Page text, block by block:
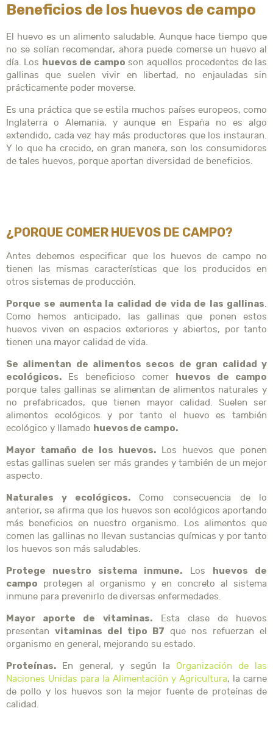
Beneficios de los huevos de campo
El huevo es un alimento saludable. Aunque hace tiempo que
no se solían recomendar, ahora puede comerse un huevo al
día. Los huevos de campo son aquellos procedentes de las
gallinas que suelen vivir en libertad, no enjauladas sin
prácticamente poder moverse.
Es una práctica que se estila muchos países europeos, como
Inglaterra o Alemania, y aunque en España no es algo
extendido, cada vez hay más productores que los instauran.
Y lo que ha crecido, en gran manera, son los consumidores
de tales huevos, porque aportan diversidad de beneficios.
¿PORQUE COMER HUEVOS DE CAMPO?
Antes debemos especificar que los huevos de campo no
tienen las mismas características que los producidos en
otros sistemas de producción.
Porque se aumenta la calidad de vida de las gallinas.
Como hemos anticipado, las gallinas que ponen estos
huevos viven en espacios exteriores y abiertos, por tanto
tienen una mayor calidad de vida.
Se alimentan de alimentos secos de gran calidad y
ecológicos.Es beneficioso comer huevos de campo
porque tales gallinas se alimentan de alimentos naturales y
no prefabricados, que tienen mayor calidad. Suelen ser
alimentos ecológicos y por tanto el huevo es también
ecológico y llamado huevos de campo.
Mayor tamaño de los huevos.Los huevos que ponen
estas gallinas suelen ser más grandes y también de un mejor
aspecto.
Naturales y ecológicos. Como consecuencia de lo
anterior, se afirma que los huevos son ecológicos aportando
más beneficios en nuestro organismo. Los alimentos que
comen las gallinas no llevan sustancias químicas y por tanto
los huevos son más saludables.
Protege nuestro sistema inmune. Los huevos de
campo protegen al organismo y en concreto al sistema
inmune para prevenirlo de diversas enfermedades.
Mayor aporte de vitaminas. Esta clase de huevos
presentan vitaminas del tipo B7 que nos refuerzan el
organismo en general, mejorando su estado.
Proteínas.En general, y según la Organización de las
Naciones Unidas para la Alimentación y Agricultura, la carne
de pollo y los huevos son la mejor fuente de proteínas de
calidad.